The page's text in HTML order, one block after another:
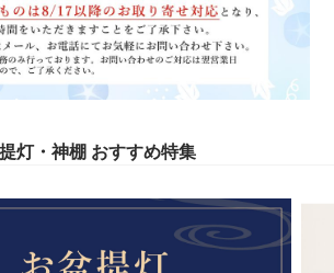
灯・神棚 おすすめ特集